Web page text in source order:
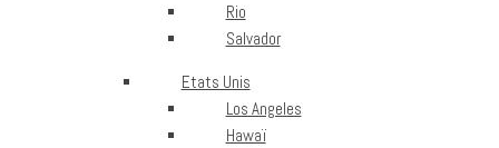
Rio
Salvador
Etats Unis
Los Angeles
Hawaï